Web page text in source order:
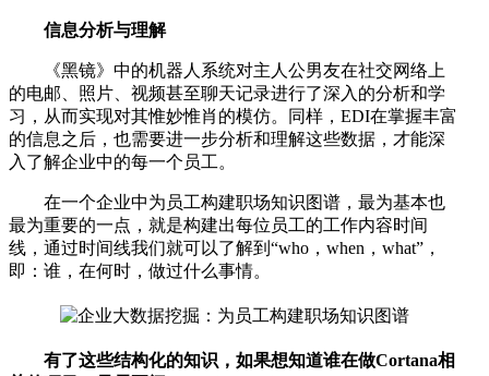
信息分析与理解
《黑镜》中的机器人系统对主人公男友在社交网络上
的电邮、照片、视频甚至聊天记录进行了深入的分析和学
习，从而实现对其惟妙惟肖的模仿。同样，EDI在掌握丰富
的信息之后，也需要进一步分析和理解这些数据，才能深
入了解企业中的每一个员工。
在一个企业中为员工构建职场知识图谱，最为基本也
最为重要的一点，就是构建出每位员工的工作内容时间
线，通过时间线我们就可以了解到“who，when，what”，
即：谁，在何时，做过什么事情。
有了这些结构化的知识，如果想知道谁在做Cortana相